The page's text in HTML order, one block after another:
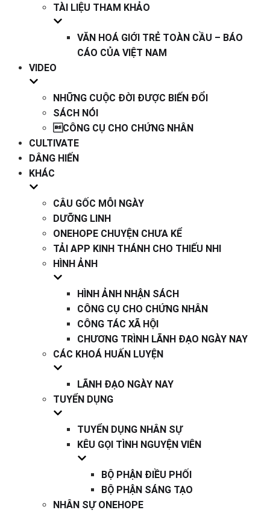
TÀI LIỆU THAM KHẢO
VĂN HOÁ GIỚI TRẺ TOÀN CẦU – BÁO
CÁO CỦA VIỆT NAM
VIDEO
NHỮNG CUỘC ĐỜI ĐƯỢC BIẾN ĐỔI
SÁCH NÓI
CÔNG CỤ CHO CHỨNG NHÂN
CULTIVATE
DÂNG HIẾN
KHÁC
CÂU GỐC MỖI NGÀY
DƯỠNG LINH
ONEHOPE CHUYỆN CHƯA KỂ
TẢI APP KINH THÁNH CHO THIẾU NHI
HÌNH ẢNH
HÌNH ẢNH NHẬN SÁCH
CÔNG CỤ CHO CHỨNG NHÂN
CÔNG TÁC XÃ HỘI
CHƯƠNG TRÌNH LÃNH ĐẠO NGÀY NAY
CÁC KHOÁ HUẤN LUYỆN
LÃNH ĐẠO NGÀY NAY
TUYỂN DỤNG
TUYỂN DỤNG NHÂN SỰ
KÊU GỌI TÌNH NGUYỆN VIÊN
BỘ PHẬN ĐIỀU PHỐI
BỘ PHẬN SÁNG TẠO
NHÂN SỰ ONEHOPE